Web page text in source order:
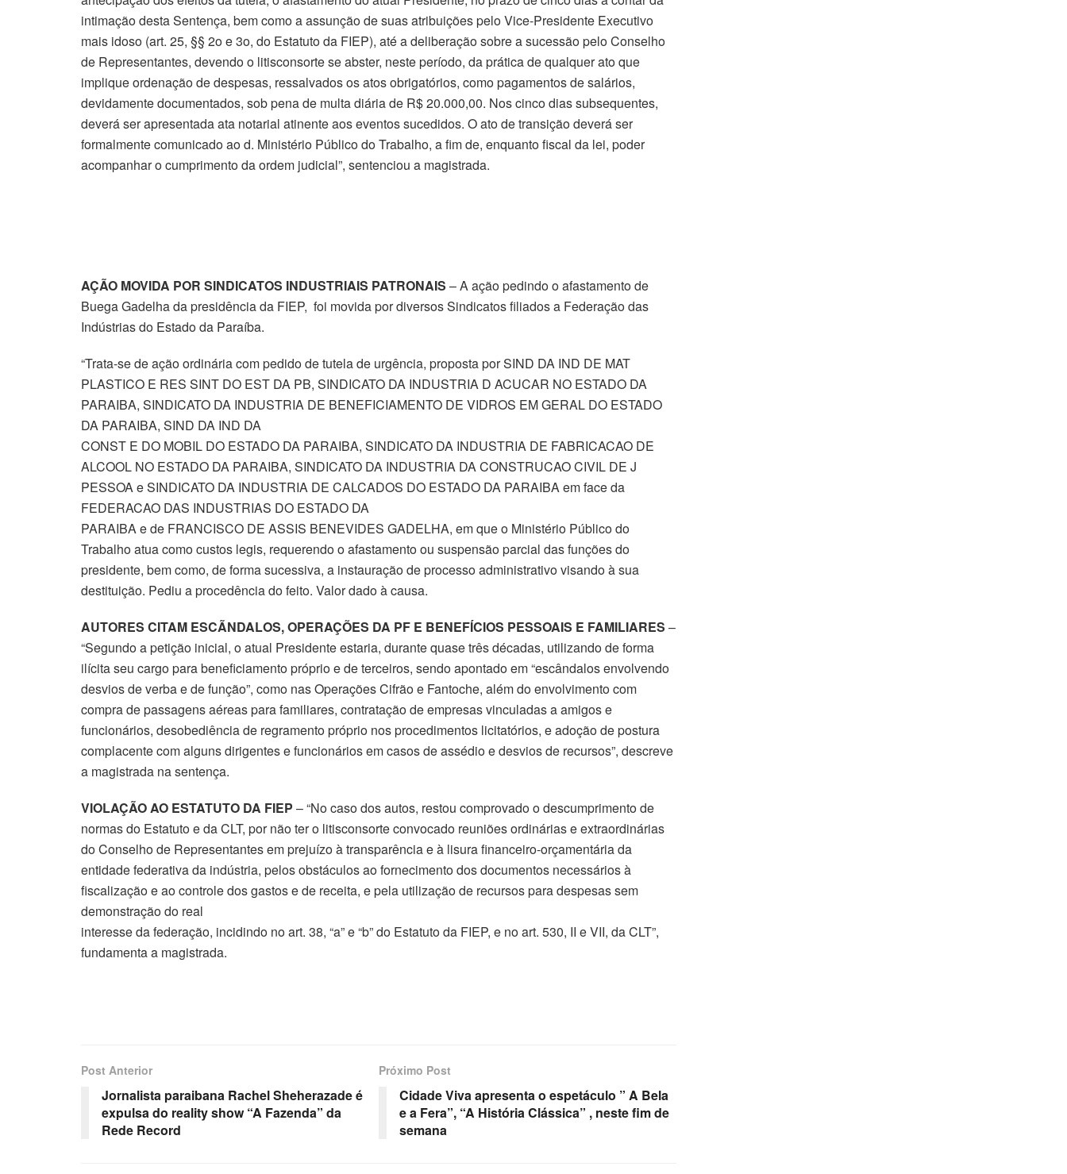
intimação desta Sentença, bem como a assunção de suas atribuições pelo Vice-Presidente Executivo
mais idoso (art. 25, §§ 2o e 3o, do Estatuto da FIEP), até a deliberação sobre a sucessão pelo Conselho
de Representantes, devendo o litisconsorte se abster, neste período, da prática de qualquer ato que
implique ordenação de despesas, ressalvados os atos obrigatórios, como pagamentos de salários,
devidamente documentados, sob pena de multa diária de R$ 20.000,00. Nos cinco dias subsequentes,
deverá ser apresentada ata notarial atinente aos eventos sucedidos. O ato de transição deverá ser
formalmente comunicado ao d. Ministério Público do Trabalho, a fim de, enquanto fiscal da lei, poder
acompanhar o cumprimento da ordem judicial”, sentenciou a magistrada.
AÇÃO MOVIDA POR SINDICATOS INDUSTRIAIS PATRONAIS – A ação pedindo o afastamento de
Buega Gadelha da presidência da FIEP, foi movida por diversos Sindicatos filiados a Federação das
Indústrias do Estado da Paraíba.
“Trata-se de ação ordinária com pedido de tutela de urgência, proposta por SIND DA IND DE MAT
PLASTICO E RES SINT DO EST DA PB, SINDICATO DA INDUSTRIA D ACUCAR NO ESTADO DA
PARAIBA, SINDICATO DA INDUSTRIA DE BENEFICIAMENTO DE VIDROS EM GERAL DO ESTADO
DA PARAIBA, SIND DA IND DA
CONST E DO MOBIL DO ESTADO DA PARAIBA, SINDICATO DA INDUSTRIA DE FABRICACAO DE
ALCOOL NO ESTADO DA PARAIBA, SINDICATO DA INDUSTRIA DA CONSTRUCAO CIVIL DE J
PESSOA e SINDICATO DA INDUSTRIA DE CALCADOS DO ESTADO DA PARAIBA em face da
FEDERACAO DAS INDUSTRIAS DO ESTADO DA
PARAIBA e de FRANCISCO DE ASSIS BENEVIDES GADELHA, em que o Ministério Público do
Trabalho atua como custos legis, requerendo o afastamento ou suspensão parcial das funções do
presidente, bem como, de forma sucessiva, a instauração de processo administrativo visando à sua
destituição. Pediu a procedência do feito. Valor dado à causa.
AUTORES CITAM ESCÃNDALOS, OPERAÇÕES DA PF E BENEFÍCIOS PESSOAIS E FAMILIARES –
“Segundo a petição inicial, o atual Presidente estaria, durante quase três décadas, utilizando de forma
ilícita seu cargo para beneficiamento próprio e de terceiros, sendo apontado em “escândalos envolvendo
desvios de verba e de função”, como nas Operações Cifrão e Fantoche, além do envolvimento com
compra de passagens aéreas para familiares, contratação de empresas vinculadas a amigos e
funcionários, desobediência de regramento próprio nos procedimentos licitatórios, e adoção de postura
complacente com alguns dirigentes e funcionários em casos de assédio e desvios de recursos”, descreve
a magistrada na sentença.
VIOLAÇÃO AO ESTATUTO DA FIEP – “No caso dos autos, restou comprovado o descumprimento de
normas do Estatuto e da CLT, por não ter o litisconsorte convocado reuniões ordinárias e extraordinárias
do Conselho de Representantes em prejuízo à transparência e à lisura financeiro-orçamentária da
entidade federativa da indústria, pelos obstáculos ao fornecimento dos documentos necessários à
fiscalização e ao controle dos gastos e de receita, e pela utilização de recursos para despesas sem
demonstração do real
interesse da federação, incidindo no art. 38, “a” e “b” do Estatuto da FIEP, e no art. 530, II e VII, da CLT”,
fundamenta a magistrada.
Post Anterior
Jornalista paraibana Rachel Sheherazade é
expulsa do reality show “A Fazenda” da
Rede Record
Próximo Post
Cidade Viva apresenta o espetáculo ” A Bela
e a Fera”, “A História Clássica” , neste fim de
semana